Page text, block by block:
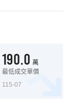
190.0 萬
最低成交單價
115-07